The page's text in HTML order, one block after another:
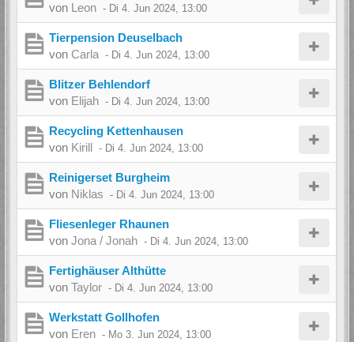
von Leon - Di 4. Jun 2024, 13:00
Tierpension Deuselbach
von Carla - Di 4. Jun 2024, 13:00
Blitzer Behlendorf
von Elijah - Di 4. Jun 2024, 13:00
Recycling Kettenhausen
von Kirill - Di 4. Jun 2024, 13:00
Reinigerset Burgheim
von Niklas - Di 4. Jun 2024, 13:00
Fliesenleger Rhaunen
von Jona / Jonah - Di 4. Jun 2024, 13:00
Fertighäuser Althütte
von Taylor - Di 4. Jun 2024, 13:00
Werkstatt Gollhofen
von Eren - Mo 3. Jun 2024, 13:00